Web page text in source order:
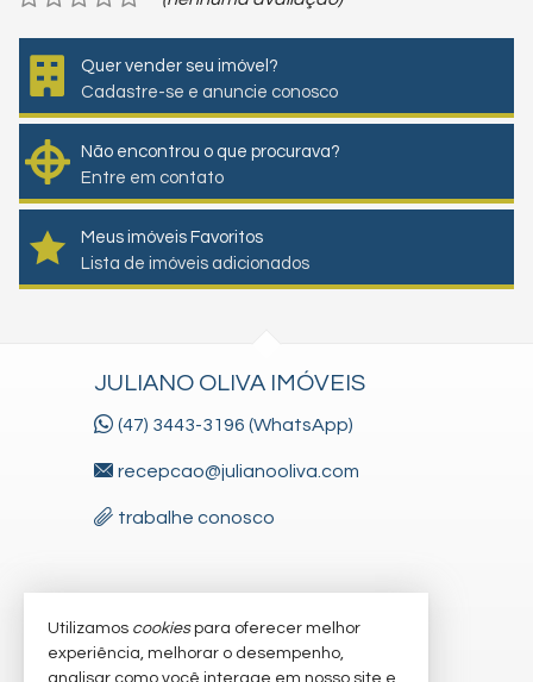
Quer vender seu imóvel?
Cadastre-se e anuncie conosco
Não encontrou o que procurava?
Entre em contato
Meus imóveis Favoritos
Lista de imóveis adicionados
JULIANO OLIVA IMÓVEIS
(47) 3443-3196 (WhatsApp)
recepcao@julianooliva.com
trabalhe conosco
VEJA MAIS
receba nosso newsletter
Utilizamos cookiespara oferecer melhor
experiência, melhorar o desempenho,
analisar como você interage em nosso site e